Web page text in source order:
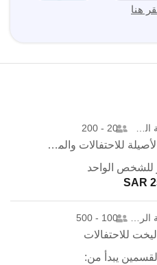
هنا
بلدية الشمال 20 - 200
قاعة الأصيلة للاحتفالات والمؤتمرات
للشخص الواحد
100 - 500
للاحتفالات
يبدأ من: